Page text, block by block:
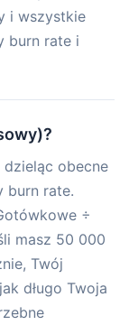
i wszystkie
burn rate i
dzieląc obecne
burn rate.
÷
masz 50 000
Twój
długo Twoja